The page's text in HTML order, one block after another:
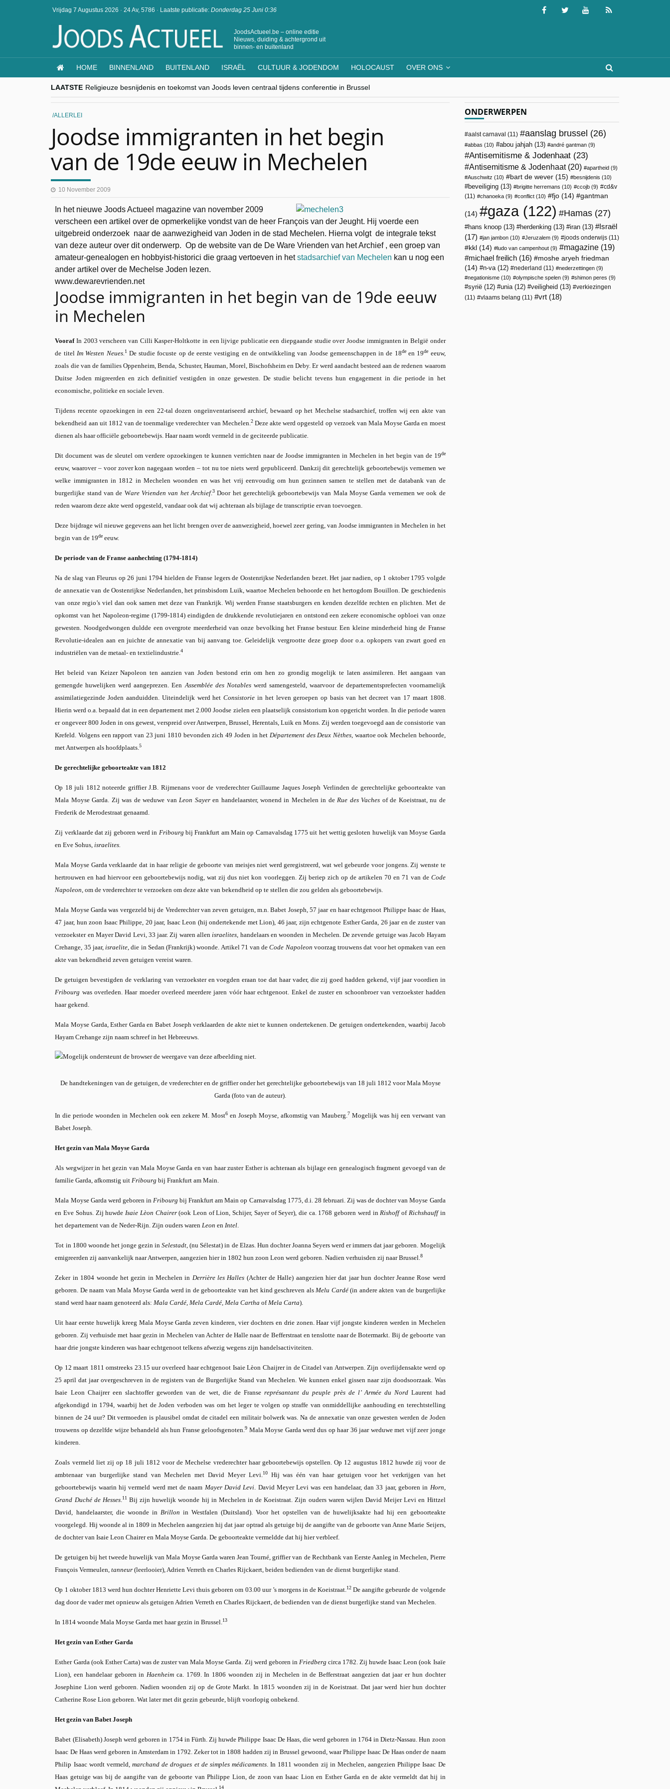
Vrijdag 7 Augustus 2026 · 24 Av, 5786 · Laatste publicatie: Donderdag 25 Juni 0:36
JoodsActueel.be – online editie
Nieuws, duiding & achtergrond uit
binnen- en buitenland
HOME BINNENLAND BUITENLAND ISRAËL CULTUUR & JODENDOM HOLOCAUST OVER ONS
LAATSTE Religieuze besnijdenis en toekomst van Joods leven centraal tijdens conferentie in Brussel
“Besnijdenisdebat toont hoe moeilijk seculiere Westen minderheden begrijpt”, Jinnih Beels (Vooruit)
CITYTRIP | ROEMENIË – Boekarest: de verrassing van Oost-Europa
ALLERLEI
Joodse immigranten in het begin
van de 19de eeuw in Mechelen
10 November 2009
In het nieuwe Joods Actueel magazine van november 2009
verscheen een artikel over de opmerkelijke vondst van de heer François van der Jeught. Hij voerde een
uitgebreid onderzoek naar de aanwezigheid van Joden in de stad Mechelen. Hierna volgt de integrale tekst
van deze auteur over dit onderwerp. Op de website van de De Ware Vrienden van het Archief , een groep van
amateur-genealogen en hobbyist-historici die graag vertoeven in hetstadsarchief van Mechelen kan u nog een
ander artikel over de Mechelse Joden lezen.
www.dewarevrienden.net
Joodse immigranten in het begin van de 19de eeuw
in Mechelen
VoorafIn 2003 verscheen van Cilli Kasper-Holtkotte in een lijvige publicatie een diepgaande studie over Joodse immigranten in België onder
de titel Im Westen Neues.1 De studie focuste op de eerste vestiging en de ontwikkeling van Joodse gemeenschappen in de 18deen 19de eeuw,
zoals die van de families Oppenheim, Benda, Schuster, Hauman, Morel, Bischofsheim en Deby. Er werd aandacht besteed aan de redenen waarom
Duitse Joden migreerden en zich definitief vestigden in onze gewesten. De studie belicht tevens hun engagement in die periode in het
economische, politieke en sociale leven.
Tijdens recente opzoekingen in een 22-tal dozen ongeïnventariseerd archief, bewaard op het Mechelse stadsarchief, troffen wij een akte van
bekendheid aan uit 1812 van de toenmalige vrederechter van Mechelen.2Deze akte werd opgesteld op verzoek van Mala Moyse Garda en moest
dienen als haar officiële geboortebewijs. Haar naam wordt vermeld in de geciteerde publicatie.
Dit document was de sleutel om verdere opzoekingen te kunnen verrichten naar de Joodse immigranten in Mechelen in het begin van de 19de
eeuw, waarover – voor zover kon nagegaan worden – tot nu toe niets werd gepubliceerd. Dankzij dit gerechtelijk geboortebewijs vernemen we
welke immigranten in 1812 in Mechelen woonden en was het vrij eenvoudig om hun gezinnen samen te stellen met de databank van de
burgerlijke stand van de Ware Vrienden van het Archief.3Door het gerechtelijk geboortebewijs van Mala Moyse Garda vernemen we ook de
reden waarom deze akte werd opgesteld, vandaar ook dat wij achteraan als bijlage de transcriptie ervan toevoegen.
Deze bijdrage wil nieuwe gegevens aan het licht brengen over de aanwezigheid, hoewel zeer gering, van Joodse immigranten in Mechelen in het
begin van de 19de eeuw.
De periode van de Franse aanhechting (1794-1814)
Na de slag van Fleurus op 26 juni 1794 hielden de Franse legers de Oostenrijkse Nederlanden bezet. Het jaar nadien, op 1 oktober 1795 volgde
de annexatie van de Oostenrijkse Nederlanden, het prinsbisdom Luik, waartoe Mechelen behoorde en het hertogdom Bouillon. De geschiedenis
van onze regio’s viel dan ook samen met deze van Frankrijk. Wij werden Franse staatsburgers en kenden dezelfde rechten en plichten. Met de
opkomst van het Napoleon-regime (1799-1814) eindigden de drukkende revolutiejaren en ontstond een zekere economische opbloei van onze
gewesten. Noodgedwongen duldde een overgrote meerderheid van onze bevolking het Franse bestuur. Een kleine minderheid hing de Franse
Revolutie-idealen aan en juichte de annexatie van bij aanvang toe. Geleidelijk vergrootte deze groep door o.a. opkopers van zwart goed en
industriëlen van de metaal- en textielindustrie.4
Het beleid van Keizer Napoleon ten aanzien van Joden bestond erin om hen zo grondig mogelijk te laten assimileren. Het aangaan van
gemengde huwelijken werd aangeprezen. EenAssemblée des Notableswerd samengesteld, waarvoor de departementsprefecten voornamelijk
assimilatiegezinde Joden aanduidden. Uiteindelijk werd hetConsistorie in het leven geroepen op basis van het decreet van 17 maart 1808.
Hierin werd o.a. bepaald dat in een departement met 2.000 Joodse zielen een plaatselijk consistorium kon opgericht worden. In die periode waren
er ongeveer 800 Joden in ons gewest, verspreid over Antwerpen, Brussel, Herentals, Luik en Mons. Zij werden toegevoegd aan de consistorie van
Krefeld. Volgens een rapport van 23 juni 1810 bevonden zich 49 Joden in het Département des Deux Nèthes, waartoe ook Mechelen behoorde,
met Antwerpen als hoofdplaats.5
De gerechtelijke geboorteakte van 1812
Op 18 juli 1812 noteerde griffier J.B. Rijmenans voor de vrederechter Guillaume Jaques Joseph Verlinden de gerechtelijke geboorteakte van
Mala Moyse Garda. Zij was de weduwe vanLeon Sayeren handelaarster, wonend in Mechelen in deRue des Vaches of de Koeistraat, nu de
Frederik de Merodestraat genaamd.
Zij verklaarde dat zij geboren werd in Fribourg bij Frankfurt am Main op Carnavalsdag 1775 uit het wettig gesloten huwelijk van Moyse Garda
en Eve Sohus,israelites.
Mala Moyse Garda verklaarde dat in haar religie de geboorte van meisjes niet werd geregistreerd, wat wel gebeurde voor jongens. Zij wenste te
hertrouwen en had hiervoor een geboortebewijs nodig, wat zij dus niet kon voorleggen. Zij beriep zich op de artikelen 70 en 71 van de Code
Napoleon, om de vrederechter te verzoeken om deze akte van bekendheid op te stellen die zou gelden als geboortebewijs.
Mala Moyse Garda was vergezeld bij de Vrederechter van zeven getuigen, m.n. Babet Joseph, 57 jaar en haar echtgenoot Philippe Isaac de Haas,
47 jaar, hun zoon Isaac Philippe, 20 jaar, Isaac Leon (hij ondertekende met Lion), 46 jaar, zijn echtgenote Esther Garda, 26 jaar en de zuster van
verzoekster en Mayer David Levi, 33 jaar. Zij waren allenisraelites, handelaars en woonden in Mechelen. De zevende getuige was Jacob Hayam
Crehange, 35 jaar,israelite, die in Sedan (Frankrijk) woonde. Artikel 71 van deCode Napoleon voorzag trouwens dat voor het opmaken van een
akte van bekendheid zeven getuigen vereist waren.
De getuigen bevestigden de verklaring van verzoekster en voegden eraan toe dat haar vader, die zij goed hadden gekend, vijf jaar voordien in
Fribourg was overleden. Haar moeder overleed meerdere jaren vóór haar echtgenoot. Enkel de zuster en schoonbroer van verzoekster hadden
haar gekend.
Mala Moyse Garda, Esther Garda en Babet Joseph verklaarden de akte niet te kunnen ondertekenen. De getuigen ondertekenden, waarbij Jacob
Hayam Crehange zijn naam schreef in het Hebreeuws.
De handtekeningen van de getuigen, de vrederechter en de griffier onder het gerechtelijke geboortebewijs van 18 juli 1812 voor Mala Moyse
Garda (foto van de auteur).
In die periode woonden in Mechelen ook een zekere M. Most6 en Joseph Moyse, afkomstig van Mauberg.7 Mogelijk was hij een verwant van
Babet Joseph.
Het gezin van Mala Moyse Garda
Als wegwijzer in het gezin van Mala Moyse Garda en van haar zuster Esther is achteraan als bijlage een genealogisch fragment gevoegd van de
familie Garda, afkomstig uitFribourg bij Frankfurt am Main.
Mala Moyse Garda werd geboren in Fribourg bij Frankfurt am Main op Carnavalsdag 1775, d.i. 28 februari. Zij was de dochter van Moyse Garda
en Eve Sohus. Zij huwdeIsaie Lèon Chairer(ook Leon of Lion, Schijer, Sayer of Seyer), die ca. 1768 geboren werd inRishoffof Richshauffin
het departement van de Neder-Rijn. Zijn ouders warenLeon enIntel.
Tot in 1800 woonde het jonge gezin inSelestadt, (nu Sélestat) in de Elzas. Hun dochter Joanna Seyers werd er immers dat jaar geboren. Mogelijk
emigreerden zij aanvankelijk naar Antwerpen, aangezien hier in 1802 hun zoon Leon werd geboren. Nadien verhuisden zij naar Brussel.8
Zeker in 1804 woonde het gezin in Mechelen in Derrière les Halles (Achter de Halle) aangezien hier dat jaar hun dochter Jeanne Rose werd
geboren. De naam van Mala Moyse Garda werd in de geboorteakte van het kind geschreven alsMelu Cardé(in andere akten van de burgerlijke
stand werd haar naam genoteerd als:Mala Cardé, Mela Cardé, Mela Cartha ofMela Carta).
Uit haar eerste huwelijk kreeg Mala Moyse Garda zeven kinderen, vier dochters en drie zonen. Haar vijf jongste kinderen werden in Mechelen
geboren. Zij verhuisde met haar gezin in Mechelen van Achter de Halle naar de Befferstraat en tenslotte naar de Botermarkt. Bij de geboorte van
haar drie jongste kinderen was haar echtgenoot telkens afwezig wegens zijn handelsactiviteiten.
Op 12 maart 1811 omstreeks 23.15 uur overleed haar echtgenoot Isaie Lèon Chaijrer in de Citadel van Antwerpen. Zijn overlijdensakte werd op
25 april dat jaar overgeschreven in de registers van de Burgerlijke Stand van Mechelen. We kunnen enkel gissen naar zijn doodsoorzaak. Was
Isaie Leon Chaijrer een slachtoffer geworden van de wet, die de Fransereprésantant du peuple près de l’ Armée du Nord Laurent had
afgekondigd in 1794, waarbij het de Joden verboden was om het leger te volgen op straffe van onmiddellijke aanhouding en terechtstelling
binnen de 24 uur? Dit vermoeden is plausibel omdat de citadel een militair bolwerk was. Na de annexatie van onze gewesten werden de Joden
trouwens op dezelfde wijze behandeld als hun Franse geloofsgenoten.9 Mala Moyse Garda werd dus op haar 36 jaar weduwe met vijf zeer jonge
kinderen.
Zoals vermeld liet zij op 18 juli 1812 voor de Mechelse vrederechter haar geboortebewijs opstellen. Op 12 augustus 1812 huwde zij voor de
ambtenaar van burgerlijke stand van Mechelen met David Meyer Levi.10Hij was één van haar getuigen voor het verkrijgen van het
geboortebewijs waarin hij vermeld werd met de naam Mayer David Levi. David Meyer Levi was een handelaar, dan 33 jaar, geboren in Horn,
Grand Duché de Hesses.11Bij zijn huwelijk woonde hij in Mechelen in de Koeistraat. Zijn ouders waren wijlen David Meijer Levi en Hittzel
David, handelaarster, die woonde in Brillon in Westfalen (Duitsland). Voor het opstellen van de huwelijksakte had hij een geboorteakte
voorgelegd. Hij woonde al in 1809 in Mechelen aangezien hij dat jaar optrad als getuige bij de aangifte van de geboorte van Anne Marie Seijers,
de dochter van Isaie Leon Chairer en Mala Moyse Garda. De geboorteakte vermeldde dat hij hier verbleef.
De getuigen bij het tweede huwelijk van Mala Moyse Garda waren Jean Tourné, griffier van de Rechtbank van Eerste Aanleg in Mechelen, Pierre
François Vermeulen,tanneur (leerlooier), Adrien Verreth en Charles Rijckaert, beiden bedienden van de dienst burgerlijke stand.
Op 1 oktober 1813 werd hun dochter Henriette Levi thuis geboren om 03.00 uur ’s morgens in de Koeistraat.12 De aangifte gebeurde de volgende
dag door de vader met opnieuw als getuigen Adrien Verreth en Charles Rijckaert, de bedienden van de dienst burgerlijke stand van Mechelen.
In 1814 woonde Mala Moyse Garda met haar gezin in Brussel.13
Het gezin van Esther Garda
Esther Garda (ook Esther Carta) was de zuster van Mala Moyse Garda. Zij werd geboren in Friedberg circa 1782. Zij huwde Isaac Leon (ook Isaïe
Lion), een handelaar geboren inHaenheim ca. 1769. In 1806 woonden zij in Mechelen in de Befferstraat aangezien dat jaar er hun dochter
Josephine Lion werd geboren. Nadien woonden zij op de Grote Markt. In 1815 woonden zij in de Koeistraat. Dat jaar werd hier hun dochter
Catherine Rose Lion geboren. Wat later met dit gezin gebeurde, blijft voorlopig onbekend.
Het gezin van Babet Joseph
Babet (Elisabeth) Joseph werd geboren in 1754 in Fürth. Zij huwde Philippe Isaac De Haas, die werd geboren in 1764 in Dietz-Nassau. Hun zoon
Isaac De Haas werd geboren in Amsterdam in 1792. Zeker tot in 1808 hadden zij in Brussel gewoond, waar Philippe Isaac De Haas onder de naam
Philip Isaac wordt vermeld,marchand de drogues et de simples médicaments. In 1811 woonden zij in Mechelen, aangezien Philippe Isaac De
Haas getuige was bij de aangifte van de geboorte van Philippe Lion, de zoon van Isaac Lion en Esther Garda en de akte vermeldt dat hij in
14
ONDERWERPEN
aalst carnaval (11) aanslag brussel (26)
abbas (10) abou jahjah (13) andré gantman (9)
Antisemitisme & Jodenhaat (23)
Antisemitisme & Jodenhaat(20) apartheid (9)
Auschwitz (10) bart de wever (15) besnijdenis (10)
beveiliging (13) brigitte herremans (10) ccojb (9)
cd&v
(11)
chanoeka (9) conflict (10) fjo (14) gantman
(14) gaza(122) Hamas (27)
hans knoop (13) herdenking (13) iran (13)
Israël
(17)
jan jambon (10) Jeruzalem (9) joods onderwijs (11)
kkl (14) ludo van campenhout (9) magazine (19)
michael freilich (16)
moshe aryeh friedman
(14)
n-va(12) nederland (11) nederzettingen (9)
negationisme (10) olympische spelen (9) shimon peres (9)
syrië (12) unia(12) veiligheid (13)
verkiezingen
(11)
vlaams belang (11) vrt (18)